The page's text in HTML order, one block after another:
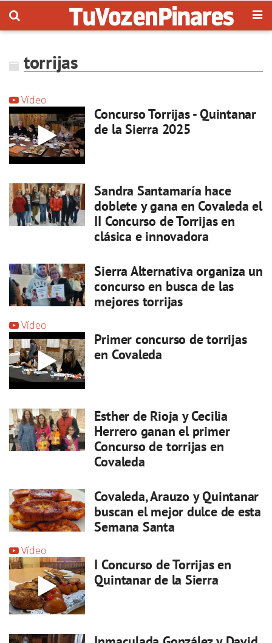
torrijas
Vídeo
Concurso Torrijas - Quintanar
de la Sierra 2025
Sandra Santamaría hace
doblete y gana en Covaleda el
II Concurso de Torrijas en
clásica e innovadora
Sierra Alternativa organiza un
concurso en busca de las
mejores torrijas
Vídeo
Primer concurso de torrijas
en Covaleda
Esther de Rioja y Cecilia
Herrero ganan el primer
Concurso de torrijas en
Covaleda
Covaleda, Arauzo y Quintanar
buscan el mejor dulce de esta
Semana Santa
Vídeo
I Concurso de Torrijas en
Quintanar de la Sierra